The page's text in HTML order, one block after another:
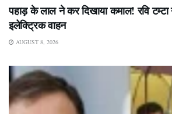
पहाड़ के लाल ने कर दिखाया कमाल! रवि टम्टा
इलेक्ट्रिक वाहन
AUGUST 8, 2026